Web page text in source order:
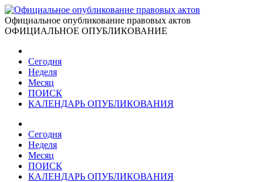
Официальное опубликование правовых актов
ОФИЦИАЛЬНОЕ ОПУБЛИКОВАНИЕ
Сегодня
Неделя
Месяц
ПОИСК
КАЛЕНДАРЬ ОПУБЛИКОВАНИЯ
Сегодня
Неделя
Месяц
ПОИСК
КАЛЕНДАРЬ ОПУБЛИКОВАНИЯ